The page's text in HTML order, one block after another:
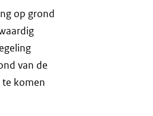
op grond
van de
komen